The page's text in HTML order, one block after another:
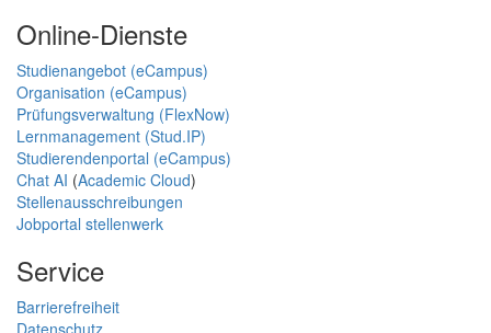
Online-Dienste
Studienangebot (eCampus)
Organisation (eCampus)
Prüfungsverwaltung (FlexNow)
Lernmanagement (Stud.IP)
Studierendenportal (eCampus)
Chat AI (Academic Cloud)
Stellenausschreibungen
Jobportal stellenwerk
Service
Barrierefreiheit
Datenschutz